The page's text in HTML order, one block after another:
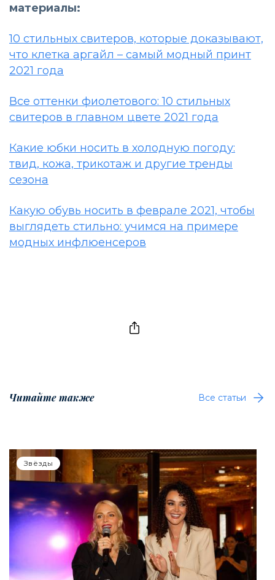
материалы:
10 стильных свитеров, которые доказывают,
что клетка аргайл – самый модный принт
2021 года
Все оттенки фиолетового: 10 стильных
свитеров в главном цвете 2021 года
Какие юбки носить в холодную погоду:
твид, кожа, трикотаж и другие тренды
сезона
Какую обувь носить в феврале 2021, чтобы
выглядеть стильно: учимся на примере
модных инфлюенсеров
Читайте также Все статьи